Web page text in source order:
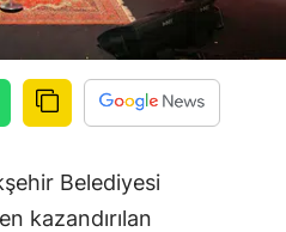
Belediyesi
kazandırılan